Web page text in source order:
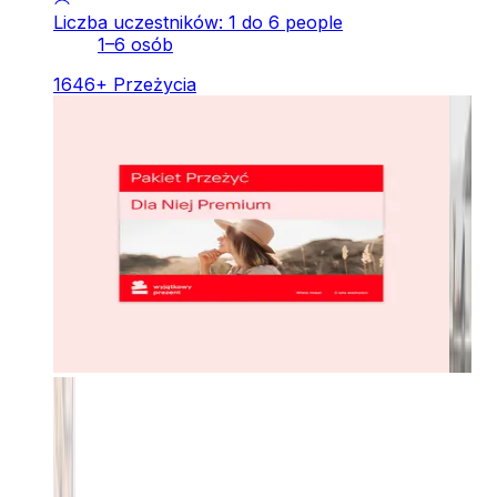
Liczba uczestników: 1 do 6 people
1–6 osób
1646+ Przeżycia